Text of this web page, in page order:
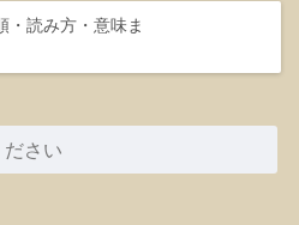
・読み方・意味ま